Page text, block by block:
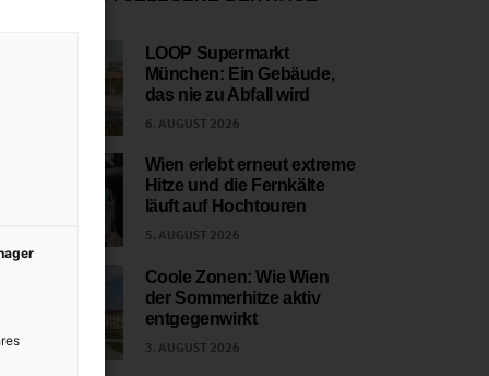
LOOP Supermarkt
München: Ein Gebäude,
das nie zu Abfall wird
6. AUGUST 2026
Wien erlebt erneut extreme
Hitze und die Fernkälte
läuft auf Hochtouren
5. AUGUST 2026
Coole Zonen: Wie Wien
der Sommerhitze aktiv
entgegenwirkt
3. AUGUST 2026